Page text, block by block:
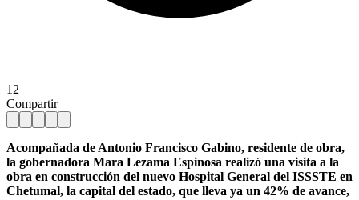
12
Compartir
Acompañada de Antonio Francisco Gabino, residente de obra,
la gobernadora Mara Lezama Espinosa realizó una visita a la
obra en construcción del nuevo Hospital General del ISSSTE en
Chetumal, la capital del estado, que lleva ya un 42% de avance,